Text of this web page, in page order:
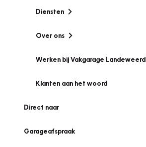
Diensten
Over ons
Werken bij Vakgarage Landeweerd
Klanten aan het woord
Direct naar
Garageafspraak